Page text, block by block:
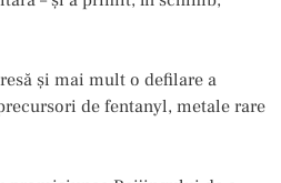
și mai mult o defilare a
de fentanyl, metale rare